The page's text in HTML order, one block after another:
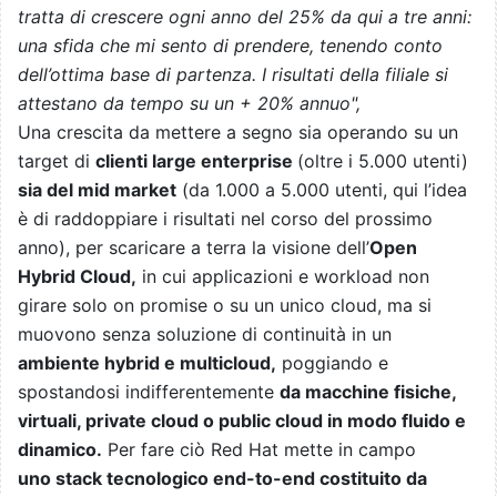
tratta di crescere ogni anno del 25% da qui a tre anni:
una sfida che mi sento di prendere, tenendo conto
dell’ottima base di partenza. I risultati della filiale si
attestano da tempo su un + 20% annuo",
Una crescita da mettere a segno sia operando su un
target di clienti large enterprise (oltre i 5.000 utenti)
sia del mid market (da 1.000 a 5.000 utenti, qui l’idea
è di raddoppiare i risultati nel corso del prossimo
anno), per scaricare a terra la visione dell’Open
Hybrid Cloud, in cui applicazioni e workload non
girare solo on promise o su un unico cloud, ma si
muovono senza soluzione di continuità in un
ambiente hybrid e multicloud, poggiando e
spostandosi indifferentemente da macchine fisiche,
virtuali, private cloud o public cloud in modo fluido e
dinamico. Per fare ciò Red Hat mette in campo
uno stack tecnologico end-to-end costituito da